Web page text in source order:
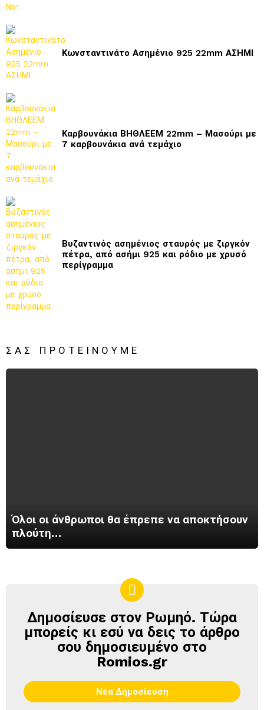
Κωνσταντινάτο Ασημένιο 925 22mm ΑΣΗΜΙ
Καρβουνάκια ΒΗΘΛΕΕΜ 22mm – Μασούρι με
7 καρβουνάκια ανά τεμάχιο
Βυζαντινός ασημένιος σταυρός με ζιργκόν
πέτρα, από ασήμι 925 και ρόδιο με χρυσό
περίγραμμα
ΣΑΣ ΠΡΟΤΕΊΝΟΥΜΕ
Όλοι οι άνθρωποι θα έπρεπε να αποκτήσουν
πλούτη…
ΔΗΜΟΣΊΕΥΣΕ
ΣΤΟΝ
ΡΩΜΗΌ
Δημοσίευσε στον Ρωμηό. Τώρα
μπορείς κι εσύ να δεις το άρθρο
σου δημοσιευμένο στο
Romios.gr
Νέα Δημοσίευση